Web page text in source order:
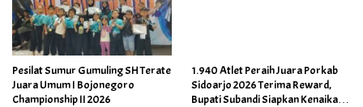
Pesilat Sumur Gumuling SH Terate
Juara Umum I Bojonegoro
Championship II 2026
1.940 Atlet Peraih Juara Porkab
Sidoarjo 2026 Terima Reward,
Bupati Subandi Siapkan Kenaikan